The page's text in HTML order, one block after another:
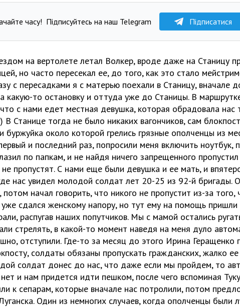
часу! Підписуйтесь на наш Telegram Підписатися
на вертолете летал Волкер, вроде даже на Станицу
но часто пересекал ее, до того, как это стало
с пересадками я с матерью поехали в Станицу, вначале
какую-то остановку и оттуда уже до Станицы. В
с нами едет местная девушка, которая обрадовала нас
В Станице тогда не было никаких вагончиков, сам
буржуйка около которой грелись грязные ополченцы из
и последний раз, попросили меня включить ноутбук,
по папкам, и не найдя ничего запрещенного
не пропустят. С нами еще были девушка и ее мать, и
нас увидел молодой солдат лет 20-25 из 92-й бригады.
потом начал говорить, что никого не пропустит из-за того,
сдался женскому напору, но тут ему на помощь пришли
распугав наших попутчиков. Мы с мамой остались
стрелять, в какой-то момент наведя на меня дуло
отступили. Где-то за месяц до этого Ирина Геращенко
солдаты обязаны пропускать гражданских, жалко
солдат донес до нас, что даже если мы пройдем, то
и нам придется идти пешком, после чего вспоминая
к сепарам, которые вначале нас потролили, потом
Один из немногих случаев, когда ополченцы были